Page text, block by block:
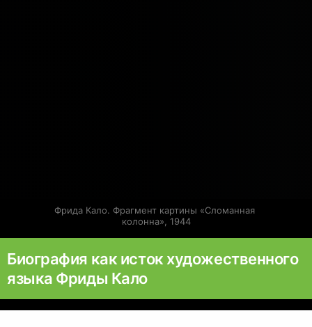
Фрида Кало. Фрагмент картины «Сломанная
колонна», 1944
Биография как исток художественного
языка Фриды Кало